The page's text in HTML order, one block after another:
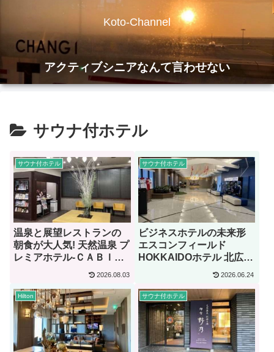
Koto-Channel
アクティブシニアなんて言わせない
サウナ付ホテル
サウナ付ホテル
温泉と展望レストランの
朝食が大人気! 天然温泉 プ
レミアホテル-ＣＡＢＩＮ-
2026.08.03
サウナ付ホテル
ビジネスホテルの未来形
エスコンフィールド
HOKKAIDOホテル 北広島
2026.06.24
Hilton サウナ付ホテル